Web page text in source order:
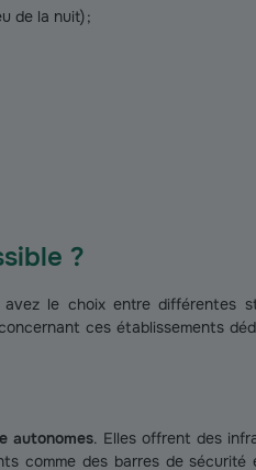
de la nuit) ;
?
le choix entre différentes
ces établissements
autonomes. Elles offrent des
comme des barres de